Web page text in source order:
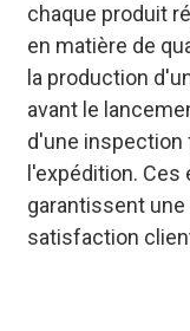
chaque produit
en matière de
la production
avant le
d'une inspection
l'expédition.
garantissent
satisfaction